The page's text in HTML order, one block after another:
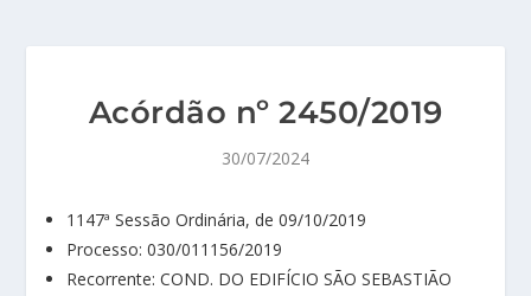
Acórdão nº 2450/2019
30/07/2024
1147ª Sessão Ordinária, de 09/10/2019
Processo: 030/011156/2019
Recorrente: COND. DO EDIFÍCIO SÃO SEBASTIÃO